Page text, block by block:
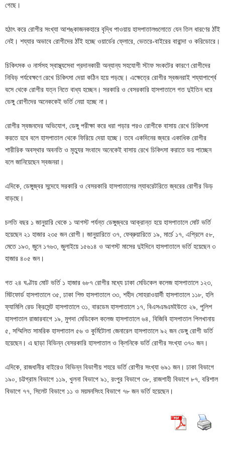
গেছে।
হঠাৎ করে রোগীর সংখ্যা আশঙ্কাজনকহারে বৃদ্ধি পাওয়ায় হাসপাতালগুলোতে যেন তিল ধারণের ঠাঁই
নেই। শয্যার অভাবে রোগীদের ঠাঁই হচ্ছে ওয়ার্ডের ফ্লোরে, ভেতরে-বাইরের বারান্দা ও করিডোরে।
চিকিৎসক ও নার্সসহ স্বাস্থ্যসেবা প্রদানকারী অন্যান্য সহযোগী স্টাফ সংকটের কারণে রোগীদের
নিবিড় পর্যবেক্ষণে রেখে চিকিৎসা দেয়া কঠিন হয়ে পড়ছে। এক্ষেত্রে রোগীর স্বজনরাই শয্যাপার্শ্বে
বসে থেকে রোগীর যত্ন নিতে বাধ্য হচ্ছেন। সরকারি ও বেসরকারি হাসপাতালে গত দুইতিন ধরে
ডেঙ্গু রোগীদের অনেককেই ভর্তি নেয়া হচ্ছে না।
রোগীর স্বজনদের অভিযোগ, ডেঙ্গু পরীক্ষা করে ধরা পড়ার পরও রোগীকে বাসায় রেখে চিকিৎসা
করতে হবে বলে হাসপাতাল থেকে ফিরিয়ে দেয়া হচ্ছে। তবে একদিনের জ্বরে একাধিক রোগীর
শারীরিক অবস্থার অবনতি ও মৃত্যুর সংবাদে অনেকেই বাসায় রেখে চিকিৎসা করাতে ভয় পাচ্ছেন
বলে জানিয়েছেন স্বজনরা।
এদিকে, ডেঙ্গুজ্বর সন্দেহে সরকারি ও বেসরকারি হাসপাতালের ল্যাবরেটরিতে জ্বরের রোগীর ভিড়
বাড়ছে।
চলতি বছর ১ জানুয়ারি থেকে ১ আগস্ট পর্যন্ত ডেঙ্গুজ্বরে আক্রান্ত হয়ে হাসপাতালে মোট ভর্তি
হয়েছেন ২১ হাজার ২৩৫ জন রোগী। জানুয়ারিতে ৩৭, ফেব্রুয়ারিতে ১৯, মার্চে ১৭, এপ্রিলে ৫৮,
মেতে ১৯৩, জুনে ১৭৬৩, জুলাইয়ে ১৫৬১৪ ও আগস্ট মাসের দুইদিনে হাসপাতালে ভর্তি হয়েছেন ৩
হাজার ৪০৫ জন।
গত ২৪ ঘণ্টায় মোট ভর্তি ১ হাজার ৬৮৭ রোগীর মধ্যে ঢাকা মেডিকেল কলেজ হাসপাতালে ১২৩,
মিটফোর্ড হাসপাতালে ৩৫, ঢাকা শিশু হাসপাতালে ৩৩, শহীদ সোহরাওয়ার্দী হাসপাতালে ১১৮, হলি
ফ্যামিলি রেড ক্রিসেন্ট হাসপাতালে ৩১, বারডেম হাসপাতালে ১৭, বিএসএমএমইউতে ২৯, পুলিশ
হাসপাতাল রাজারবাগে ১৯, মুগদা মেডিকেল কলেজ হাসপাতালে ৬৪, বিজিবি হাসপাতাল পিলখানায়
৫, সম্মিলিত সামরিক হাসপাতাল ৫৬ ও কুর্মিটোলা জেনারেল হাসপাতালে ৯২ জন ডেঙ্গু রোগী ভর্তি
হয়েছেন। এ ছাড়া বিভিন্ন বেসরকারি হাসপাতাল ও ক্লিনিকে ভর্তি রোগীর সংখ্যা ৩৭০ জন।
এদিকে, রাজধানীর বাইরেও বিভিন্ন বিভাগীয় শহরে ভর্তি রোগীর সংখ্যা ৬৯১ জন। ঢাকা বিভাগে
১৯০, চট্টগ্রাম বিভাগে ১১৯, খুলনা বিভাগে ৯১, রংপুর বিভাগে ৩৮, রাজশাহী বিভাগে ৮৭, বরিশাল
বিভাগে ৭৭, সিলেট বিভাগে ১১ ও ময়মনসিংহ বিভাগে ৭৮ জন ভর্তি হয়েছেন।